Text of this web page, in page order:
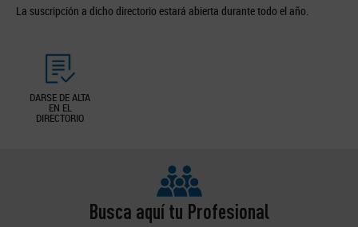
La suscripción a dicho directorio estará abierta durante todo el año.
DARSE DE ALTA
EN EL
DIRECTORIO
Busca aquí tu Profesional